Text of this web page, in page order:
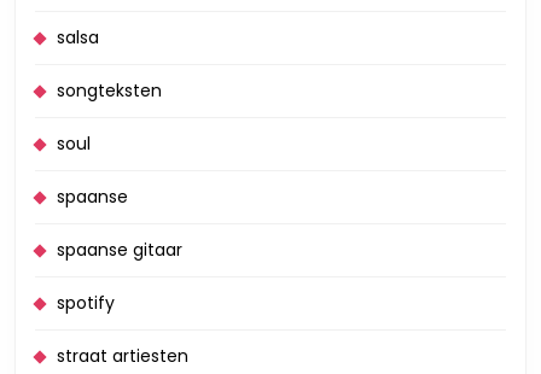
salsa
songteksten
soul
spaanse
spaanse gitaar
spotify
straat artiesten